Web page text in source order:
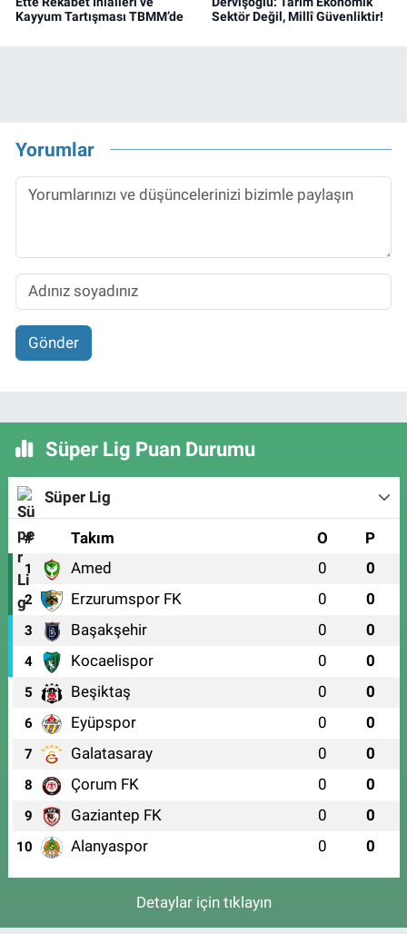
Kayyum Tartışması TBMM’de
Sektör Değil, Millî Güvenliktir!
Yorumlar
Gönder
Süper Lig Puan Durumu
Süper Lig
# Takım O P
1 Amed 0 0
2 Erzurumspor FK 0 0
3 Başakşehir 0 0
4 Kocaelispor 0 0
5 Beşiktaş 0 0
6 Eyüpspor 0 0
7 Galatasaray 0 0
8 Çorum FK 0 0
9 Gaziantep FK 0 0
10 Alanyaspor 0 0
Detaylar için tıklayın